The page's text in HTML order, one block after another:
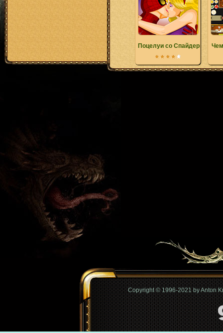
Поцелуи со Спайдерменом
Copyright © 1996-2021 by Anton